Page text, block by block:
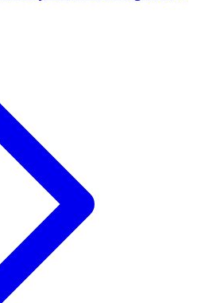
by CA du Crédit Agricole,